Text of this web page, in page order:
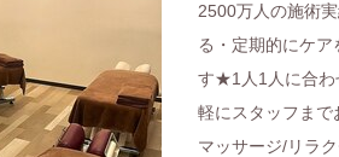
2500万人の施術
る・定期的にケ
す★1人1人に合わ
軽にスタッフま
マッサージ/リラク